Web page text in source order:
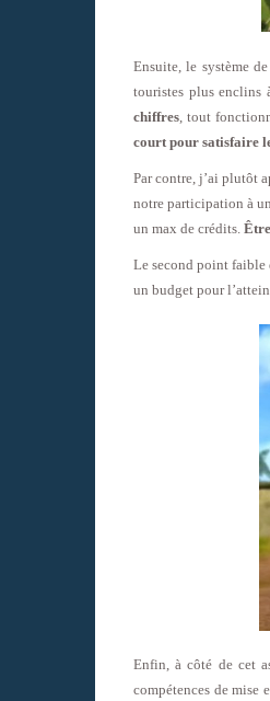
Ensuite, le système
touristes plus enclins
chiffres , tout
court pour satisfaire
Par contre, j’ai plutôt
notre participation à
un max de crédits.
Le second point faible
un budget pour
Enfin, à côté de cet
compétences de mise